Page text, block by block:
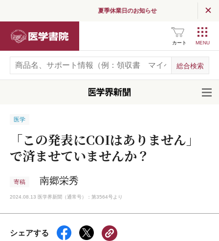
夏季休業日のお知らせ
カート
医学
「この発表にCOIはありません」
で済ませていませんか？
寄稿 南郷栄秀
2024.08.13 医学界新聞（通常号）：第3564号より
シェアする